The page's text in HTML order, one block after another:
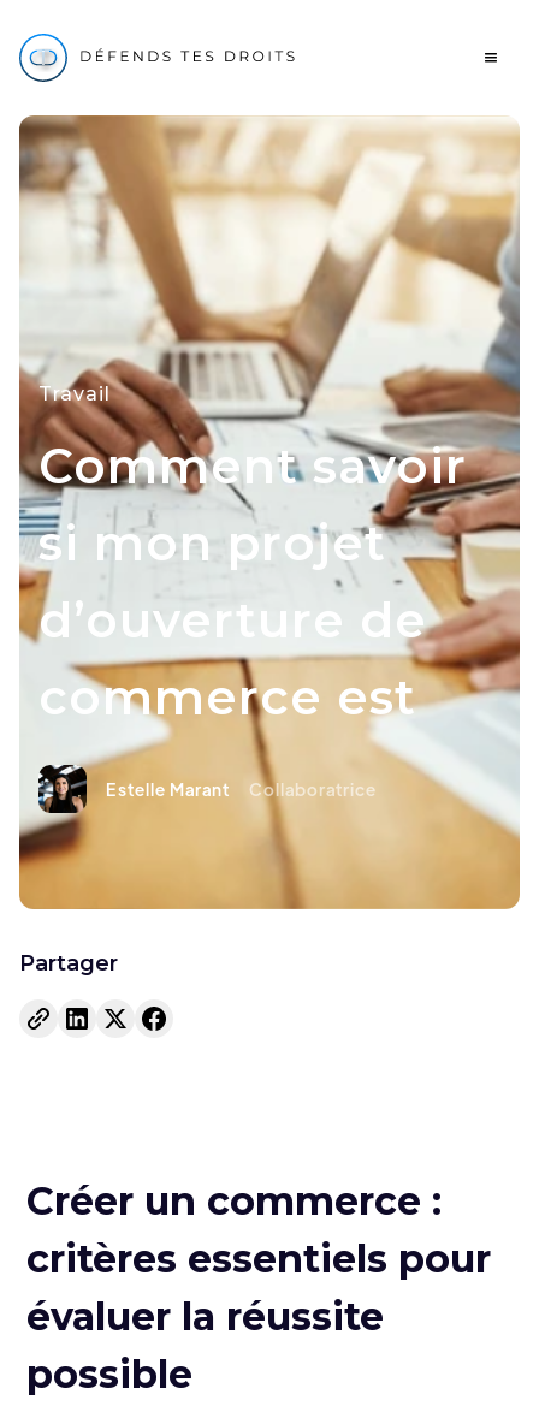
Travail
Comment savoir
si mon projet
d’ouverture de
commerce est
Estelle Marant Collaboratrice
Partager
Créer un commerce :
critères essentiels pour
évaluer la réussite
possible